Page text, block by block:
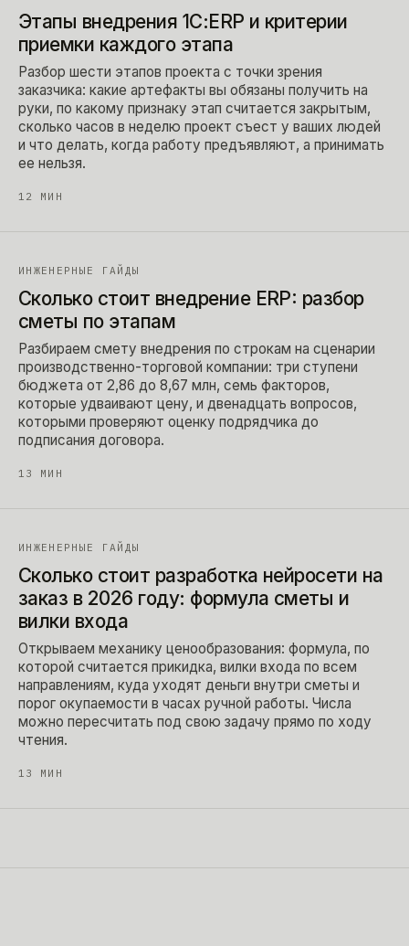
Этапы внедрения 1С:ERP и критерии
приемки каждого этапа
Разбор шести этапов проекта с точки зрения
заказчика: какие артефакты вы обязаны получить на
руки, по какому признаку этап считается закрытым,
сколько часов в неделю проект съест у ваших людей
и что делать, когда работу предъявляют, а принимать
ее нельзя.
12 МИН
ИНЖЕНЕРНЫЕ ГАЙДЫ
Сколько стоит внедрение ERP: разбор
сметы по этапам
Разбираем смету внедрения по строкам на сценарии
производственно-торговой компании: три ступени
бюджета от 2,86 до 8,67 млн, семь факторов,
которые удваивают цену, и двенадцать вопросов,
которыми проверяют оценку подрядчика до
подписания договора.
13 МИН
ИНЖЕНЕРНЫЕ ГАЙДЫ
Сколько стоит разработка нейросети на
заказ в 2026 году: формула сметы и
вилки входа
Открываем механику ценообразования: формула, по
которой считается прикидка, вилки входа по всем
направлениям, куда уходят деньги внутри сметы и
порог окупаемости в часах ручной работы. Числа
можно пересчитать под свою задачу прямо по ходу
чтения.
13 МИН